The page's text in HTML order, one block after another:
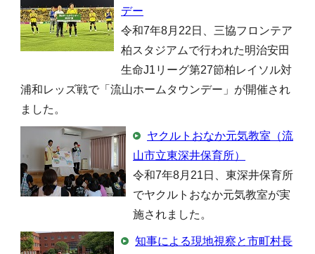
デー
令和7年8月22日、三協フロンテア
柏スタジアムで行われた明治安田
生命J1リーグ第27節柏レイソル対
浦和レッズ戦で「流山ホームタウンデー」が開催され
ました。
ヤクルトおなか元気教室（流
山市立東深井保育所）
令和7年8月21日、東深井保育所
でヤクルトおなか元気教室が実
施されました。
知事による現地視察と市町村長